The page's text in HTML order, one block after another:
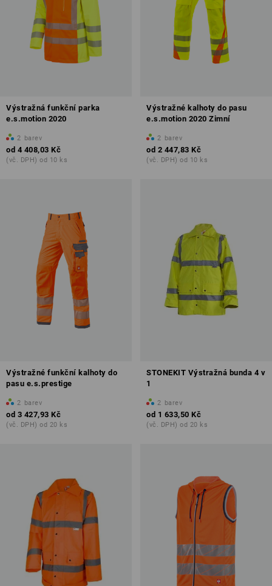
Výstražná funkční parka
e.s.motion 2020
2 barev
od 4 408,03 Kč
(vč. DPH) od 10 ks
Výstražné kalhoty do pasu
e.s.motion 2020 Zimní
2 barev
od 2 447,83 Kč
(vč. DPH) od 10 ks
Výstražné funkční kalhoty do
pasu e.s.prestige
2 barev
od 3 427,93 Kč
(vč. DPH) od 20 ks
STONEKIT Výstražná bunda 4 v
1
2 barev
od 1 633,50 Kč
(vč. DPH) od 20 ks